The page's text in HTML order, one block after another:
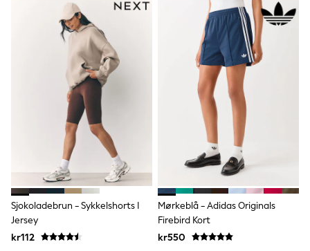
JoJo Maman Bébé
Occasionwear
Schoolwear
Partywear
Flower Girl
Swim
Bridesmaid
All Baby & Nursery
New in
Babygrows & Sleepsuits
Sets & Outfits
Rompersuits & Dungarees
Shop All
Dungarees
Disney
Peppa Pig
BOYS
New In
50 - 92cm
Sjokoladebrun - Sykkelshorts I
Jersey
kr112
Mørkeblå - Adidas Originals
Firebird Kort
kr550